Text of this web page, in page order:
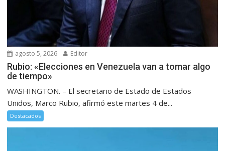
agosto 5, 2026 Editor
Rubio: «Elecciones en Venezuela van a tomar algo
de tiempo»
WASHINGTON. – El secretario de Estado de Estados
Unidos, Marco Rubio, afirmó este martes 4 de...
Destacados